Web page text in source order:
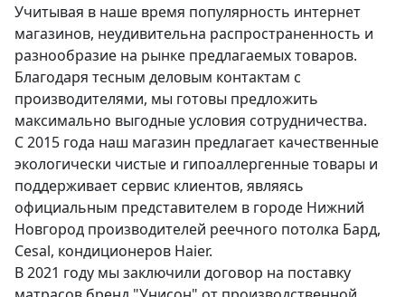
Учитывая в наше время популярность интернет
магазинов, неудивительна распространенность и
разнообразие на рынке предлагаемых товаров.
Благодаря тесным деловым контактам с
производителями, мы готовы предложить
максимально выгодные условия сотрудничества.
С 2015 года наш магазин предлагает качественные
экологически чистые и гипоаллергенные товары и
поддерживает сервис клиентов, являясь
официальным представителем в городе Нижний
Новгород производителей реечного потолка Бард,
Cesal, кондиционеров Haier.
В 2021 году мы заключили договор на поставку